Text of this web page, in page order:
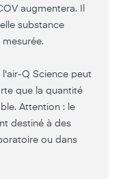
augmentera. Il
substance
Q Science peut
que la quantité
Attention : le
destiné à des
ou dans